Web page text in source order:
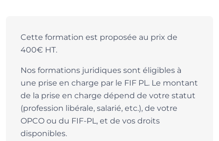
Cette formation est proposée au prix de
400€ HT.
Nos formations juridiques sont éligibles à
une prise en charge par le FIF PL. Le montant
de la prise en charge dépend de votre statut
(profession libérale, salarié, etc.), de votre
OPCO ou du FIF-PL, et de vos droits
disponibles.